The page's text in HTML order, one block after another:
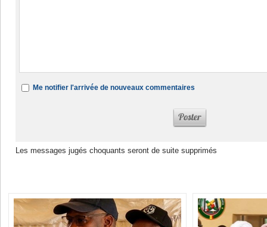
Me notifier l'arrivée de nouveaux commentaires
Les messages jugés choquants seront de suite supprimés